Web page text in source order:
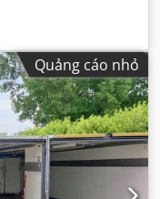
Quảng cáo nhỏ